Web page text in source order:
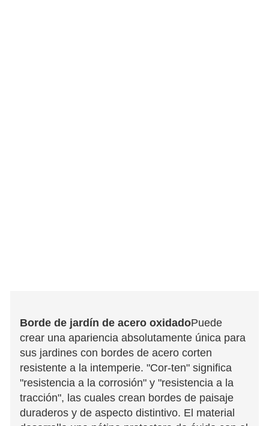
Borde de jardín de acero oxidadoPuede
crear una apariencia absolutamente única para
sus jardines con bordes de acero corten
resistente a la intemperie. "Cor-ten" significa
"resistencia a la corrosión" y "resistencia a la
tracción", las cuales crean bordes de paisaje
duraderos y de aspecto distintivo. El material